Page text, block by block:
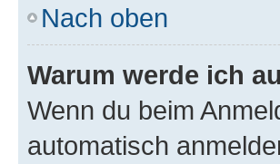
Nach oben
Warum werde ich
Wenn du beim
automatisch